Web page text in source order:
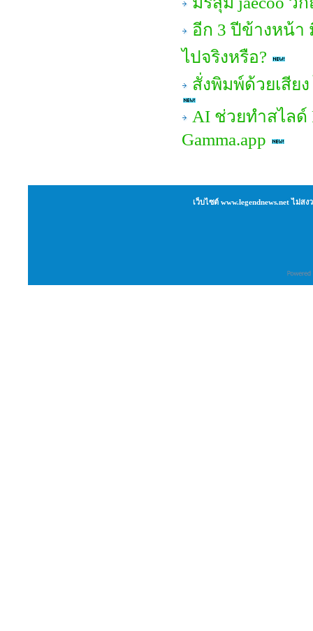
อีก 3 ปีข้างหน้า
ไปจริงหรือ?
สั่งพิมพ์ด้วยเสีย
AI ช่วยทำสไลด์
Gamma.app
เว็บไซต์ www.legendnews.net ไม่